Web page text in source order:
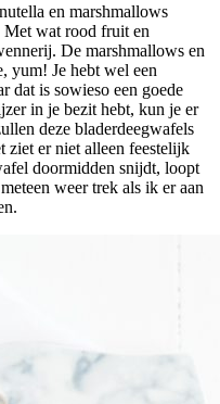
en marshmallows
Met wat rood fruit en
De marshmallows en
yum! Je hebt wel een
dat is sowieso een goede
in je bezit hebt, kun je er
deze bladerdeegwafels
ziet er niet alleen feestelijk
doormidden snijdt, loopt
weer trek als ik er aan